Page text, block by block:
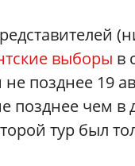
выборы в
не позднее 19
позднее чем в
тур был